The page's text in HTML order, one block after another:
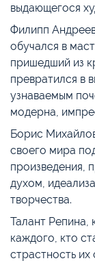
выдающегося
Филипп
обучался в
пришедший из
превратился в
узнаваемым
модерна,
Борис
своего мира
произведения,
духом,
творчества.
Талант Репина,
каждого, кто
страстность